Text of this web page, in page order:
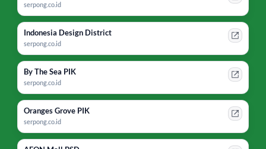
serpong.co.id
Indonesia Design District
serpong.co.id
By The Sea PIK
serpong.co.id
Oranges Grove PIK
serpong.co.id